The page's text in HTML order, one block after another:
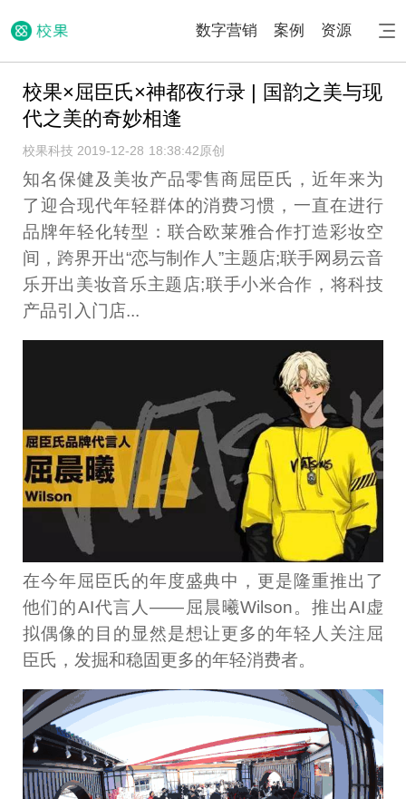
数字营销 案例 资源
校果×屈臣氏×神都夜行录 | 国韵之美与现
代之美的奇妙相逢
校果科技 2019-12-28 18:38:42原创
知名保健及美妆产品零售商屈臣氏，近年来为
了迎合现代年轻群体的消费习惯，一直在进行
品牌年轻化转型：联合欧莱雅合作打造彩妆空
间，跨界开出“恋与制作人”主题店;联手网易云音
乐开出美妆音乐主题店;联手小米合作，将科技
产品引入门店...
在今年屈臣氏的年度盛典中，更是隆重推出了
他们的AI代言人——屈晨曦Wilson。推出AI虚
拟偶像的目的显然是想让更多的年轻人关注屈
臣氏，发掘和稳固更多的年轻消费者。